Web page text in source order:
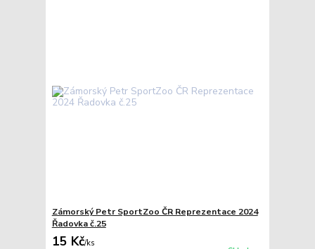
Zámorský Petr SportZoo ČR Reprezentace 2024
Řadovka č.25
15 Kč/ks